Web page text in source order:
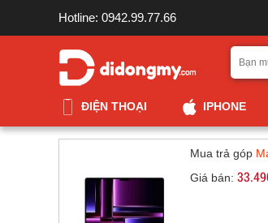
Hotline: 0942.99.77.66
ĐIỆN THOẠI IPHONE
Mua trả góp
Giá bán: